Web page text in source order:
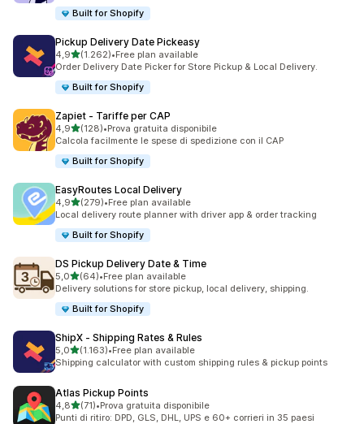
Built for Shopify
Pickup Delivery Date Pickeasy
4,9stelle su 5
(1.262)
1262 recensioni totali
•Free plan available
Order Delivery Date Picker for Store Pickup & Local Delivery.
Built for Shopify
Zapiet ‑ Tariffe per CAP
4,9stelle su 5
(128)
128 recensioni totali
•Prova gratuita disponibile
Calcola facilmente le spese di spedizione con il CAP
Built for Shopify
EasyRoutes Local Delivery
4,9stelle su 5
(279)
279 recensioni totali
•Free plan available
Local delivery route planner with driver app & order tracking
Built for Shopify
DS Pickup Delivery Date & Time
5,0stelle su 5
(64)
64 recensioni totali
•Free plan available
Delivery solutions for store pickup, local delivery, shipping.
Built for Shopify
ShipX ‑ Shipping Rates & Rules
5,0stelle su 5
(1.163)
1163 recensioni totali
•Free plan available
Shipping calculator with custom shipping rules & pickup points
Atlas Pickup Points
4,8stelle su 5
(71)
71 recensioni totali
•Prova gratuita disponibile
Punti di ritiro: DPD, GLS, DHL, UPS e 60+ corrieri in 35 paesi